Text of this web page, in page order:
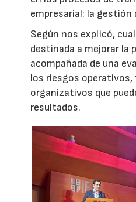
empresarial: la gestión
Según nos explicó,
destinada a mejorar la
acompañada de una
los riesgos
organizativos que
resultados.